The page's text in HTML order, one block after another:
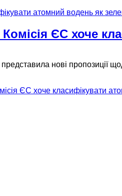
ЄС хоче
нові пропозиції
ЄС хоче класифікувати